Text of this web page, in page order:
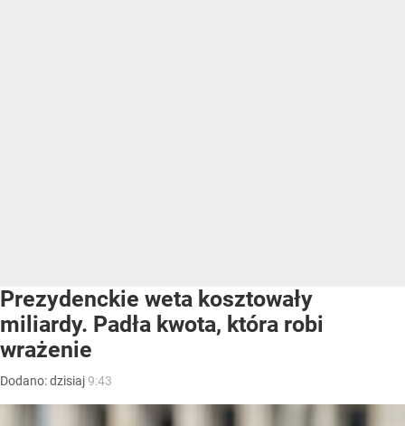
Prezydenckie weta kosztowały
miliardy. Padła kwota, która robi
wrażenie
Dodano:dzisiaj9:43